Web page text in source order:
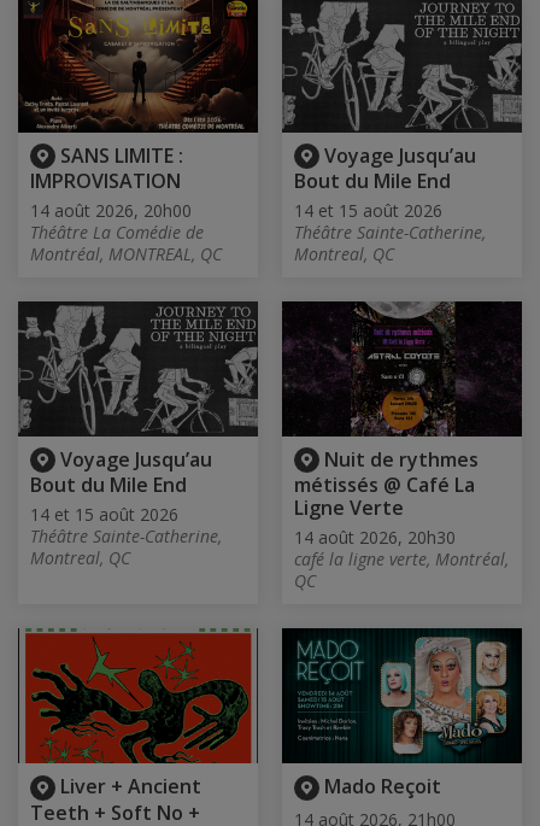
SANS LIMITE :
IMPROVISATION
14 août 2026, 20h00
Théâtre La Comédie de
Montréal, MONTREAL, QC
Voyage Jusqu’au
Bout du Mile End
14 et 15 août 2026
Théâtre Sainte-Catherine,
Montreal, QC
Voyage Jusqu’au
Bout du Mile End
14 et 15 août 2026
Théâtre Sainte-Catherine,
Montreal, QC
Nuit de rythmes
métissés @ Café La
Ligne Verte
14 août 2026, 20h30
café la ligne verte, Montréal,
QC
Liver + Ancient
Teeth + Soft No +
Mado Reçoit
14 août 2026, 21h00